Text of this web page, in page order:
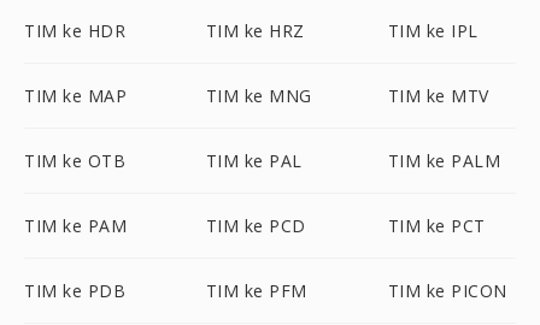
TIM ke HDR TIM ke HRZ TIM ke IPL
TIM ke MAP TIM ke MNG TIM ke MTV
TIM ke OTB TIM ke PAL TIM ke PALM
TIM ke PAM TIM ke PCD TIM ke PCT
TIM ke PDB TIM ke PFM TIM ke PICON